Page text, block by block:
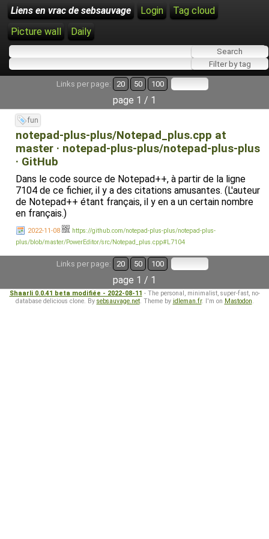
Liens en vrac de sebsauvage Login
Tag cloud
Picture wall
Daily
Links per page: 20 50 100
page 1 / 1
fun
notepad-plus-plus/Notepad_plus.cpp at
master · notepad-plus-plus/notepad-plus-plus
· GitHub
Dans le code source de Notepad++, à partir de la ligne
7104 de ce fichier, il y a des citations amusantes. (L'auteur
de Notepad++ étant français, il y en a un certain nombre
en français.)
2022-11-08
https://github.com/notepad-plus-plus/notepad-plus-
plus/blob/master/PowerEditor/src/Notepad_plus.cpp#L7104
Links per page: 20 50 100
page 1 / 1
Shaarli 0.0.41 beta modifiée - 2022-08-11 - The personal, minimalist, super-fast, no-
database delicious clone. By sebsauvage.net. Theme by idleman.fr. I'm on Mastodon.